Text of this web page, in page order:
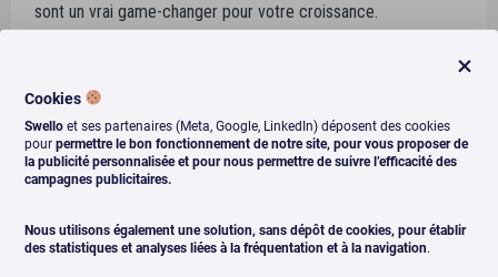
sont un vrai game-changer pour votre croissance.
Chez Swello, nous adorons le podcast d’Estelle avec qui nous
travaillons depuis de nombreux mois !
booste
Même si Audrey s’adresse surtout aux femmes
Cookies
Swello et ses partenaires (Meta, Google, LinkedIn) déposent des cookies
pour permettre le bon fonctionnement de notre site, pour vous proposer de
la publicité personnalisée et pour nous permettre de suivre l’efficacité des
campagnes publicitaires.
Nous utilisons également une solution, sans dépôt de cookies, pour établir
des statistiques et analyses liées à la fréquentation et à la navigation.